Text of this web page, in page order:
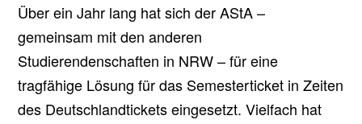
Über ein Jahr lang hat sich der AStA –
gemeinsam mit den anderen
Studierendenschaften in NRW – für eine
tragfähige Lösung für das Semesterticket in Zeiten
des Deutschlandtickets eingesetzt. Vielfach hat